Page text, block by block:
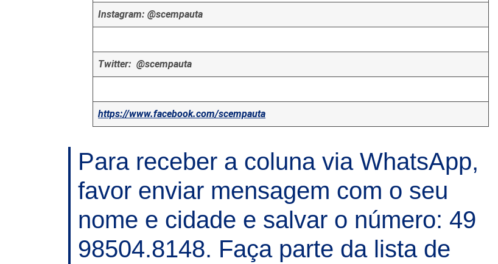
Instagram: @scempauta
Twitter: @scempauta
https://www.facebook.com/scempauta
Para receber a coluna via WhatsApp,
favor enviar mensagem com o seu
nome e cidade e salvar o número: 49
98504.8148. Faça parte da lista de